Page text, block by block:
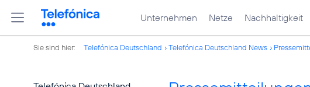
Unternehmen Netze Nachhaltigkeit
Sie sind hier: Telefónica Deutschland Telefónica Deutschland News